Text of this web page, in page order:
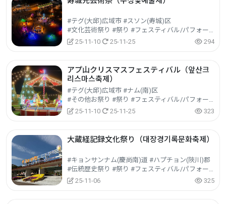
#テグ(大邱)広域市 #スソン(寿城)区
#文化芸術祭り #祭り #フェスティバル/パフォーマンス/イベント
25-11-10
25-11-25 294
アプ山クリスマスフェスティバル（앞산크
리스마스축제）
#テグ(大邱)広域市 #ナム(南)区
#その他お祭り #祭り #フェスティバル/パフォーマンス/イベント
25-11-10
25-11-25 323
大蔵経記録文化祭り（대장경기록문화축제）
#キョンサンナム(慶尚南)道 #ハプチョン(陜川)郡
#伝統歴史祭り #祭り #フェスティバル/パフォーマンス/イベント
25-11-06
325